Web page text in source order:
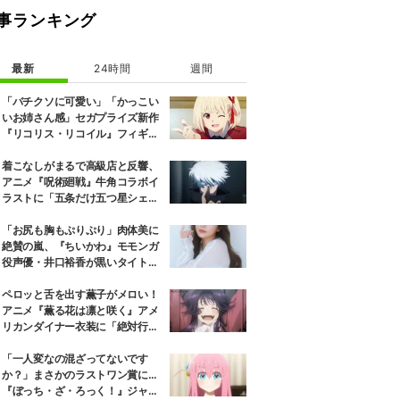
ランキング
最新 24時間 週間
「バチクソに可愛い」「かっこい
いお姉さん感」セガプライズ新作
『リコリス・リコイル』フィギュ
着こなしがまるで高級店と反響、
アニメ『呪術廻戦』牛角コラボイ
ラストに「五条だけ五つ星シェ
「お尻も胸もぷりぷり」肉体美に
絶賛の嵐、『ちいかわ』モモンガ
役声優・井口裕香が黒いタイトウ
ペロッと舌を出す薫子がメロい！
アニメ『薫る花は凛と咲く』アメ
リカンダイナー衣装に「絶対行き
「一人変なの混ざってないです
か？」まさかのラストワン賞に…
『ぼっち・ざ・ろっく！』ジャー